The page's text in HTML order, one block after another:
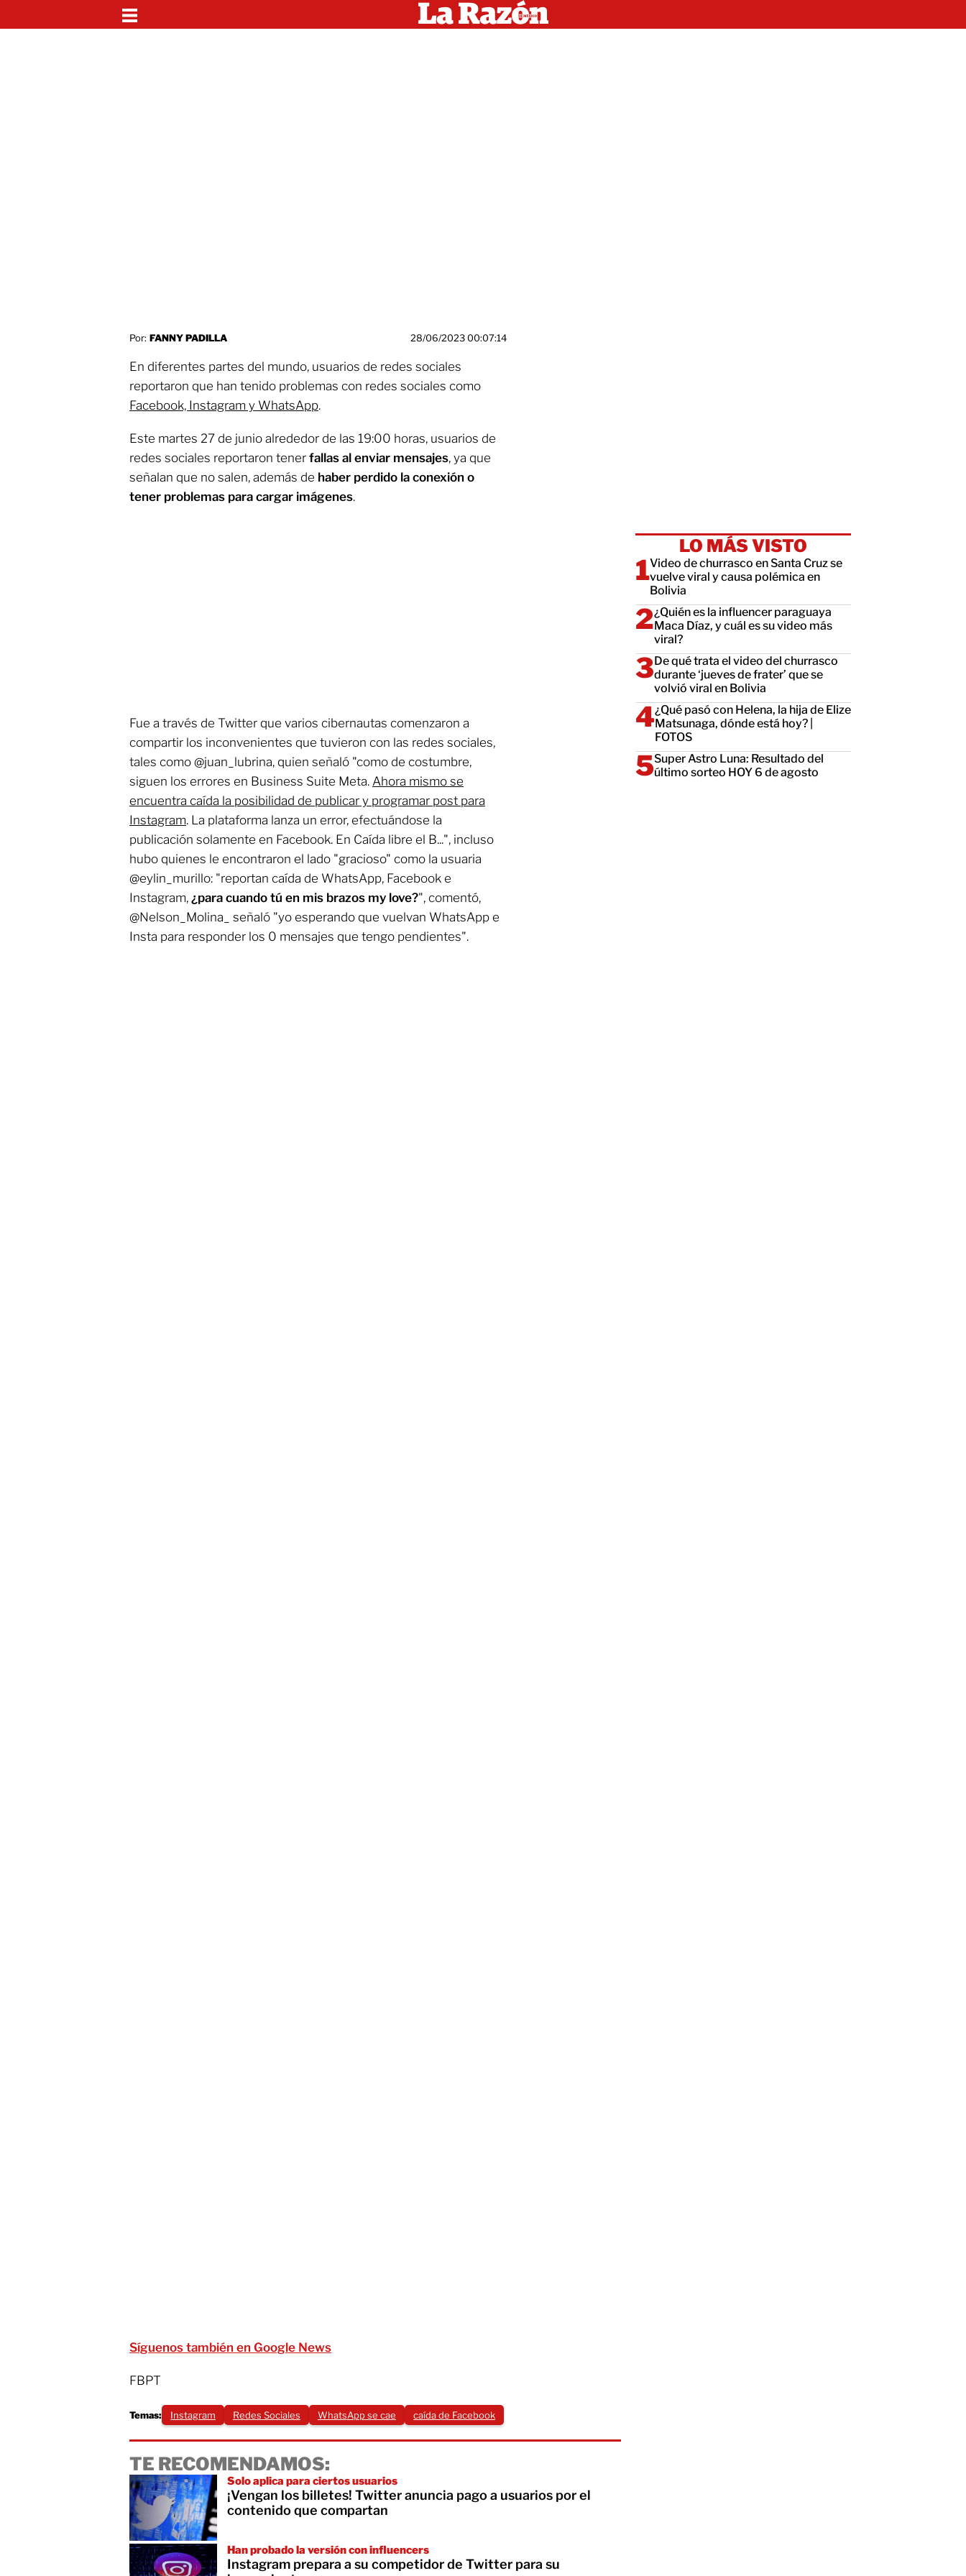
Por: FANNY PADILLA 28/06/2023 00:07:14
En diferentes partes del mundo, usuarios de redes sociales
reportaron que han tenido problemas con redes sociales como
Facebook, Instagram y WhatsApp.
Este martes 27 de junio alrededor de las 19:00 horas, usuarios de
redes sociales reportaron tener fallas al enviar mensajes, ya que
señalan que no salen, además de haber perdido la conexión o
tener problemas para cargar imágenes.
Fue a través de Twitter que varios cibernautas comenzaron a
compartir los inconvenientes que tuvieron con las redes sociales,
tales como @juan_lubrina, quien señaló "como de costumbre,
siguen los errores en Business Suite Meta. Ahora mismo se
encuentra caída la posibilidad de publicar y programar post para
Instagram. La plataforma lanza un error, efectuándose la
publicación solamente en Facebook. En Caída libre el B...", incluso
hubo quienes le encontraron el lado "gracioso" como la usuaria
@eylin_murillo: "reportan caída de WhatsApp, Facebook e
Instagram, ¿para cuando tú en mis brazos my love?", comentó,
@Nelson_Molina_ señaló "yo esperando que vuelvan WhatsApp e
Insta para responder los 0 mensajes que tengo pendientes".
Síguenos también en Google News
FBPT
Temas: Instagram Redes Sociales WhatsApp se cae caída de Facebook
TE RECOMENDAMOS:
Solo aplica para ciertos usuarios
¡Vengan los billetes! Twitter anuncia pago a usuarios por el
contenido que compartan
Han probado la versión con influencers
Instagram prepara a su competidor de Twitter para su
LO MÁS VISTO
Video de churrasco en Santa Cruz se
vuelve viral y causa polémica en
Bolivia
¿Quién es la influencer paraguaya
Maca Díaz, y cuál es su video más
viral?
De qué trata el video del churrasco
durante ‘jueves de frater’ que se
volvió viral en Bolivia
¿Qué pasó con Helena, la hija de Elize
Matsunaga, dónde está hoy? |
FOTOS
Super Astro Luna: Resultado del
último sorteo HOY 6 de agosto